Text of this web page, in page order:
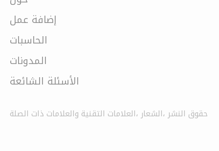
إضافة عمل
الحاسبات
المدونات
الأسئلة الشائعة
حقوق النشر ،الشعار ،العلامات التقنية والعلامات ذات الصلة